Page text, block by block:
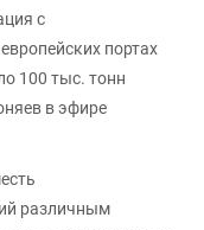
с
портах
100 тыс. тонн
в эфире
различным